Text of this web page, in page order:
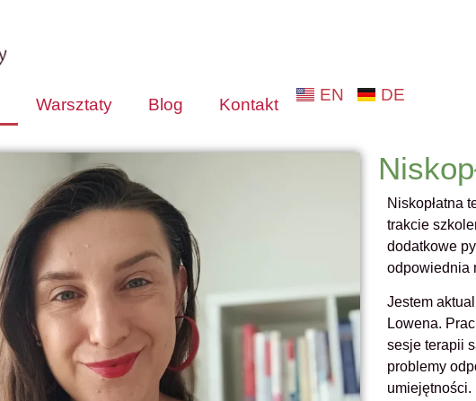
Warsztaty Blog Kontakt
EN DE
Niskopłatna
trakcie
dodatkowe
odpowiednia
Jestem
Lowena.
sesje terapii
problemy
umiejętności.